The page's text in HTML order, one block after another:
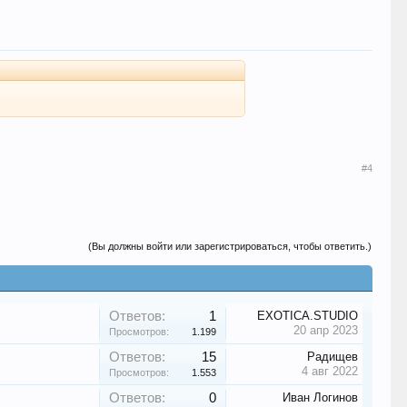
#4
(Вы должны войти или зарегистрироваться, чтобы ответить.)
Ответов: 1
Просмотров: 1.199
EXOTICA.STUDIO
20 апр 2023
Ответов: 15
Просмотров: 1.553
Радищев
4 авг 2022
Ответов: 0
Иван Логинов